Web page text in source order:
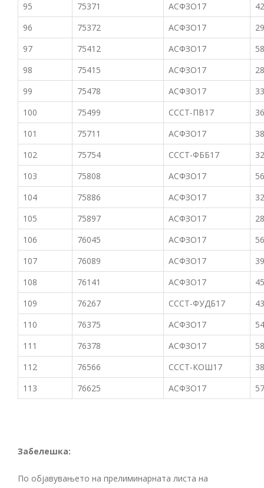
95
75371 АСФЗО17
96
75372 АСФЗО17
97
75412 АСФЗО17
98
75415 АСФЗО17
99
75478 АСФЗО17
100
75499 СССТ-ПВ17
101
75711 АСФЗО17
102
75754 СССТ-ФББ17
103
75808 АСФЗО17
104
75886 АСФЗО17
105
75897 АСФЗО17
106
76045 АСФЗО17
107
76089 АСФЗО17
108
76141 АСФЗО17
109
76267 СССТ-ФУДБ17
110
76375 АСФЗО17
111
76378 АСФЗО17
112
76566 СССТ-КОШ17
113
76625 АСФЗО17
Забелешка:
По објавувањето на прелиминарната листа на